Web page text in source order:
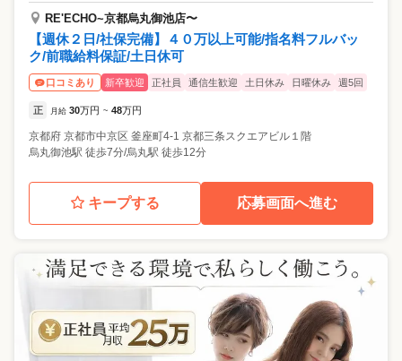
RE'ECHO~京都烏丸御池店〜
【週休２日/社保完備】４０万以上可能/指名料フルバッ
ク/前職給料保証/土日休可
口コミあり 新卒歓迎 正社員 通信生歓迎 土日休み 日曜休み 週5回
正 月給 30万円 ~ 48万円
京都府 京都市中京区 釜座町4-1 京都三条スクエアビル１階
烏丸御池駅 徒歩7分/烏丸駅 徒歩12分
キープする 応募画面へ進む